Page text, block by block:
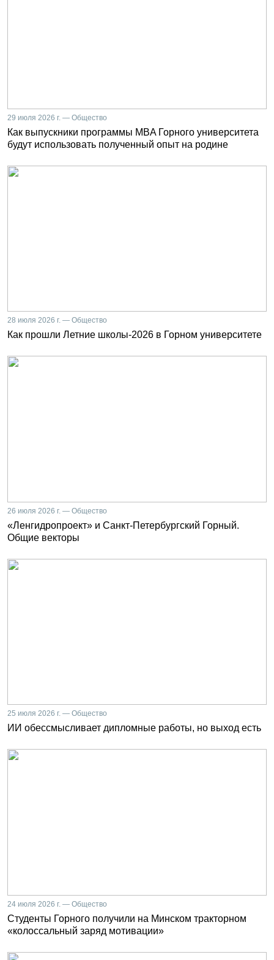
29 июля 2026 г. — Общество
Как выпускники программы MBA Горного университета
будут использовать полученный опыт на родине
28 июля 2026 г. — Общество
Как прошли Летние школы-2026 в Горном университете
26 июля 2026 г. — Общество
«Ленгидропроект» и Санкт-Петербургский Горный.
Общие векторы
25 июля 2026 г. — Общество
ИИ обессмысливает дипломные работы, но выход есть
24 июля 2026 г. — Общество
Студенты Горного получили на Минском тракторном
«колоссальный заряд мотивации»